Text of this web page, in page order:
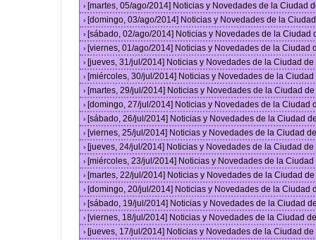
› [martes, 05/ago/2014] Noticias y Novedades de la Ciudad
› [domingo, 03/ago/2014] Noticias y Novedades de la
› [sábado, 02/ago/2014] Noticias y Novedades de la Ciudad
› [viernes, 01/ago/2014] Noticias y Novedades de la Ciudad
› [jueves, 31/jul/2014] Noticias y Novedades de la Ciudad
› [miércoles, 30/jul/2014] Noticias y Novedades de la
› [martes, 29/jul/2014] Noticias y Novedades de la Ciudad
› [domingo, 27/jul/2014] Noticias y Novedades de la Ciudad
› [sábado, 26/jul/2014] Noticias y Novedades de la Ciudad
› [viernes, 25/jul/2014] Noticias y Novedades de la Ciudad
› [jueves, 24/jul/2014] Noticias y Novedades de la Ciudad
› [miércoles, 23/jul/2014] Noticias y Novedades de la
› [martes, 22/jul/2014] Noticias y Novedades de la Ciudad
› [domingo, 20/jul/2014] Noticias y Novedades de la Ciudad
› [sábado, 19/jul/2014] Noticias y Novedades de la Ciudad
› [viernes, 18/jul/2014] Noticias y Novedades de la Ciudad
› [jueves, 17/jul/2014] Noticias y Novedades de la Ciudad